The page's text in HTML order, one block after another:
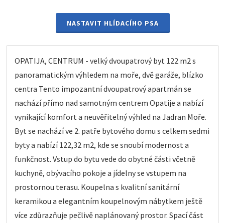
NASTAVIT HLÍDACÍHO PSA
OPATIJA, CENTRUM - velký dvoupatrový byt 122 m2 s
panoramatickým výhledem na moře, dvě garáže, blízko
centra Tento impozantní dvoupatrový apartmán se
nachází přímo nad samotným centrem Opatije a nabízí
vynikající komfort a neuvěřitelný výhled na Jadran Moře.
Byt se nachází ve 2. patře bytového domu s celkem sedmi
byty a nabízí 122,32 m2, kde se snoubí modernost a
funkčnost. Vstup do bytu vede do obytné části včetně
kuchyně, obývacího pokoje a jídelny se vstupem na
prostornou terasu. Koupelna s kvalitní sanitární
keramikou a elegantním koupelnovým nábytkem ještě
více zdůrazňuje pečlivě naplánovaný prostor. Spací část